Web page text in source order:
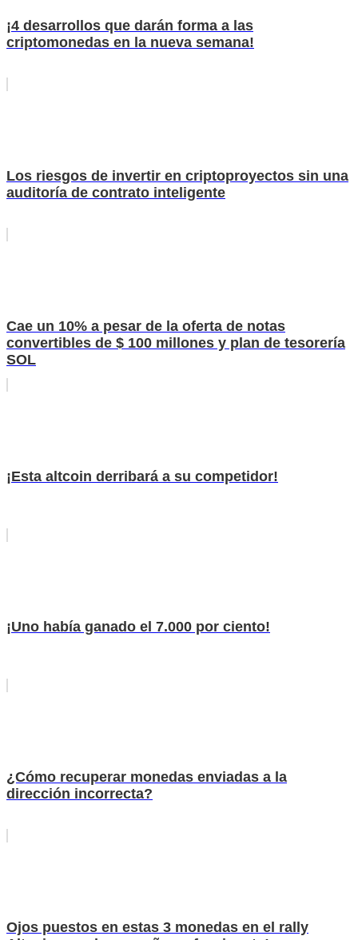
¡4 desarrollos que darán forma a las
criptomonedas en la nueva semana!
Los riesgos de invertir en criptoproyectos sin una
auditoría de contrato inteligente
Cae un 10% a pesar de la oferta de notas
convertibles de $ 100 millones y plan de tesorería
SOL
¡Esta altcoin derribará a su competidor!
¡Uno había ganado el 7.000 por ciento!
¿Cómo recuperar monedas enviadas a la
dirección incorrecta?
Ojos puestos en estas 3 monedas en el rally